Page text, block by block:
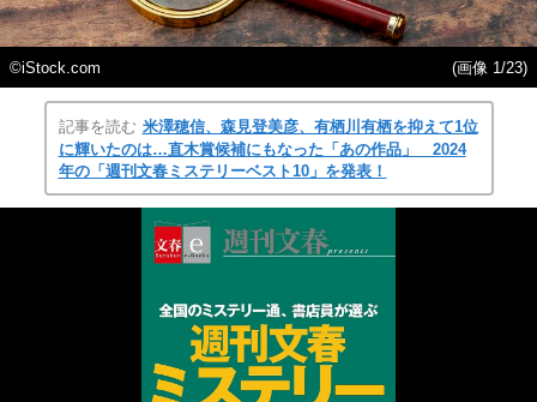
©iStock.com (画像 1/23)
記事を読む 米澤穂信、森見登美彦、有栖川有栖を抑えて1位
に輝いたのは…直木賞候補にもなった「あの作品」 2024
年の「週刊文春ミステリーベスト10」を発表！